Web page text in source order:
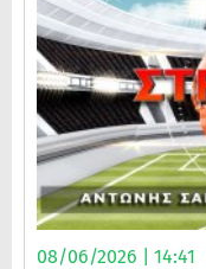
08/06/2026 | 14:41